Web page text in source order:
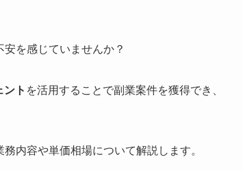
を感じていませんか？
ント を活用することで副業案件を獲得でき、
内容や単価相場について解説します。